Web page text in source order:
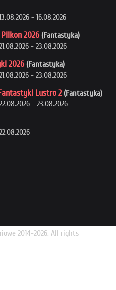
13.08.2026 - 16.08.2026
2026 (Fantastyka)
21.08.2026 - 23.08.2026
2026 (Fantastyka)
21.08.2026 - 23.08.2026
Lustro 2 (Fantastyka)
22.08.2026 - 23.08.2026
22.08.2026
2014-2026. All rights